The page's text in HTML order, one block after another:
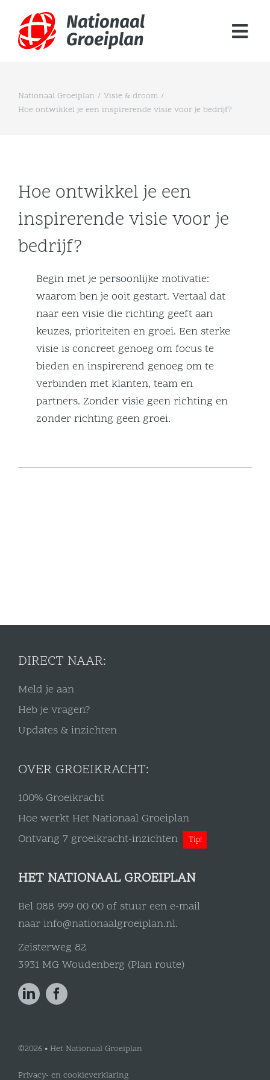
content
Updates & inzichten
Zoeken
naar:
Nationaal Groeiplan
Visie & droom
Hoe ontwikkel je een inspirerende visie voor je bedrijf?
Hoe ontwikkel je een
inspirerende visie voor je
bedrijf?
Begin met je persoonlijke motivatie:
waarom ben je ooit gestart. Vertaal dat
naar een visie die richting geeft aan
keuzes, prioriteiten en groei. Een sterke
visie is concreet genoeg om focus te
bieden en inspirerend genoeg om te
verbinden met klanten, team en
partners. Zonder visie geen richting en
zonder richting geen groei.
HET NATIONAAL GROEIPLAN
Bel 088 999 00 00of stuur een e-mail
naar info@nationaalgroeiplan.nl.
Zeisterweg 82
3931 MG Woudenberg (Plan route)
DIRECT NAAR:
Meld je aan
Heb je vragen?
Updates & inzichten
OVER GROEIKRACHT:
100% Groeikracht
Hoe werkt Het Nationaal Groeiplan
Ontvang 7 groeikracht-inzichten
Tip!
©2026 • Het Nationaal Groeiplan
Privacy- en cookieverklaring